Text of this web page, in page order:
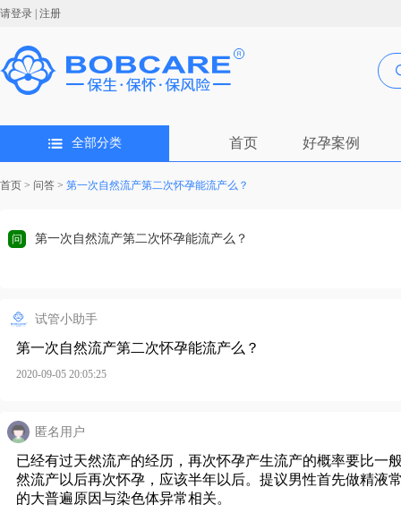
请登录 | 注册
全部分类 首页 好孕案例
首页 > 问答 > 第一次自然流产第二次怀孕能流产么？
问 第一次自然流产第二次怀孕能流产么？
试管小助手
第一次自然流产第二次怀孕能流产么？
2020-09-05 20:05:25
匿名用户
已经有过天然流产的经历，再次怀孕产生流产的概率要比一
然流产以后再次怀孕，应该半年以后。提议男性首先做精液
的大普遍原因与染色体异常相关。